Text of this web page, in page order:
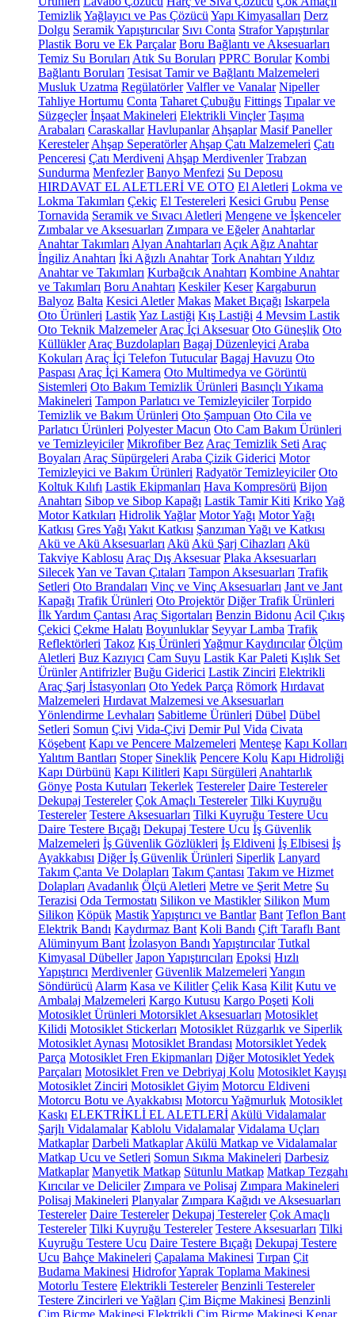
TemizlikYağlayıcı ve Pas Çözücü Yapı Kimyasalları Derz
Dolgu Seramik Yapıştırıcılar Sıvı Conta Strafor Yapıştırılar
Plastik Boru ve Ek Parçalar Boru Bağlantı ve Aksesuarları
Temiz Su Boruları Atık Su Boruları PPRC Borular Kombi
Bağlantı Boruları Tesisat Tamir ve Bağlantı Malzemeleri
Musluk Uzatma Regülatörler Valfler ve Vanalar Nipeller
Tahliye Hortumu Conta Taharet Çubuğu Fittings Tıpalar ve
Süzgeçler İnşaat Makineleri Elektrikli Vinçler Taşıma
Arabaları Caraskallar Havlupanlar Ahşaplar Masif Paneller
Keresteler Ahşap Seperatörler Ahşap Çatı Malzemeleri Çatı
Penceresi Çatı Merdiveni Ahşap Merdivenler Trabzan
Sundurma Menfezler Banyo Menfezi Su Deposu
HIRDAVAT EL ALETLERİ VE OTO El Aletleri Lokma ve
Lokma Takımları Çekiç El Testereleri Kesici Grubu Pense
Tornavida Seramik ve Sıvacı Aletleri Mengene ve İşkenceler
Zımbalar ve Aksesuarları Zımpara ve Eğeler Anahtarlar
Anahtar Takımları Alyan Anahtarları Açık Ağız Anahtar
İngiliz Anahtarı İki Ağızlı Anahtar Tork Anahtarı Yıldız
Anahtar ve Takımları Kurbağcık Anahtarı Kombine Anahtar
ve Takımları Boru Anahtarı Keskiler Keser Kargaburun
Balyoz Balta Kesici Aletler Makas Maket Bıçağı Iskarpela
Oto Ürünleri LastikYaz Lastiği Kış Lastiği 4 Mevsim Lastik
Oto Teknik Malzemeler Araç İçi Aksesuar Oto Güneşlik Oto
Küllükler Araç Buzdolapları Bagaj Düzenleyici Araba
Kokuları Araç İçi Telefon Tutucular Bagaj Havuzu Oto
Paspası Araç İçi Kamera Oto Multimedya ve Görüntü
Sistemleri Oto Bakım Temizlik Ürünleri Basınçlı Yıkama
Makineleri Tampon Parlatıcı ve Temizleyiciler Torpido
Temizlik ve Bakım Ürünleri Oto Şampuan Oto Cila ve
Parlatıcı Ürünleri Polyester Macun Oto Cam Bakım Ürünleri
ve Temizleyiciler Mikrofiber Bez Araç Temizlik Seti Araç
Boyaları Araç Süpürgeleri Araba Çizik Giderici Motor
Temizleyici ve Bakım Ürünleri Radyatör Temizleyiciler Oto
Koltuk Kılıfı Lastik Ekipmanları Hava Kompresörü Bijon
Anahtarı Sibop ve Sibop Kapağı Lastik Tamir Kiti KrikoYağ
Motor Katkıları Hidrolik Yağlar Motor Yağı Motor Yağı
Katkısı Gres Yağı Yakıt Katkısı Şanzıman Yağı ve Katkısı
Akü ve Akü Aksesuarları Akü Akü Şarj Cihazları Akü
Takviye Kablosu Araç Dış Aksesuar Plaka Aksesuarları
SilecekYan ve Tavan Çıtaları Tampon Aksesuarları Trafik
Setleri Oto Brandaları Vinç ve Vinç Aksesuarları Jant ve Jant
Kapağı Trafik Ürünleri Oto Projektör Diğer Trafik Ürünleri
İlk Yardım Çantası Araç Sigortaları Benzin Bidonu Acil Çıkış
Çekici Çekme Halatı Boyunluklar Seyyar Lamba Trafik
Reflektörleri Takoz Kış Ürünleri Yağmur Kaydırıcılar Ölçüm
Aletleri Buz Kazıyıcı Cam Suyu Lastik Kar Paleti Kışlık Set
Ürünler Antifrizler Buğu Giderici Lastik Zinciri Elektrikli
Araç Şarj İstasyonları Oto Yedek Parça Römork Hırdavat
Malzemeleri Hırdavat Malzemesi ve Aksesuarları
Yönlendirme Levhaları Sabitleme Ürünleri Dübel Dübel
Setleri Somun Çivi Vida-Çivi Demir Pul Vida Civata
Köşebent Kapı ve Pencere Malzemeleri Menteşe Kapı Kolları
Yalıtım Bantları Stoper Sineklik Pencere Kolu Kapı Hidroliği
Kapı Dürbünü Kapı Kilitleri Kapı Sürgüleri Anahtarlık
Gönye Posta Kutuları Tekerlek Testereler Daire Testereler
Dekupaj Testereler Çok Amaçlı Testereler Tilki Kuyruğu
Testereler Testere Aksesuarları Tilki Kuyruğu Testere Ucu
Daire Testere Bıçağı Dekupaj Testere Ucu İş Güvenlik
Malzemeleri İş Güvenlik Gözlükleri İş Eldiveni İş Elbisesi İş
Ayakkabısı Diğer İş Güvenlik Ürünleri Siperlik Lanyard
Takım Çanta Ve Dolapları Takım Çantası Takım ve Hizmet
Dolapları Avadanlık Ölçü Aletleri Metre ve Şerit Metre Su
Terazisi Oda Termostatı Silikon ve Mastikler Silikon Mum
Silikon Köpük MastikYapıştırıcı ve Bantlar Bant Teflon Bant
Elektrik Bandı Kaydırmaz Bant Koli Bandı Çift Taraflı Bant
Alüminyum Bant İzolasyon Bandı Yapıştırıcılar Tutkal
Kimyasal Dübeller Japon Yapıştırıcıları Epoksi Hızlı
Yapıştırıcı Merdivenler Güvenlik Malzemeleri Yangın
Söndürücü Alarm Kasa ve Kilitler Çelik Kasa Kilit Kutu ve
Ambalaj Malzemeleri Kargo Kutusu Kargo Poşeti Koli
Motosiklet Ürünleri Motorsiklet Aksesuarları Motosiklet
Kilidi Motosiklet Stickerları Motosiklet Rüzgarlık ve Siperlik
Motosiklet Aynası Motosiklet Brandası Motorsiklet Yedek
Parça Motosiklet Fren Ekipmanları Diğer Motosiklet Yedek
Parçaları Motosiklet Fren ve Debriyaj Kolu Motosiklet Kayışı
Motosiklet Zinciri Motosiklet Giyim Motorcu Eldiveni
Motorcu Botu ve Ayakkabısı Motorcu Yağmurluk Motosiklet
Kaskı ELEKTRİKLİ EL ALETLERİ Akülü Vidalamalar
Şarjlı Vidalamalar Kablolu Vidalamalar Vidalama Uçları
Matkaplar Darbeli Matkaplar Akülü Matkap ve Vidalamalar
Matkap Ucu ve Setleri Somun Sıkma Makineleri Darbesiz
Matkaplar Manyetik Matkap Sütunlu Matkap Matkap Tezgahı
Kırıcılar ve Deliciler Zımpara ve Polisaj Zımpara Makineleri
Polisaj Makineleri Planyalar Zımpara Kağıdı ve Aksesuarları
Testereler Daire Testereler Dekupaj Testereler Çok Amaçlı
Testereler Tilki Kuyruğu Testereler Testere Aksesuarları Tilki
Kuyruğu Testere Ucu Daire Testere Bıçağı Dekupaj Testere
Ucu Bahçe Makineleri Çapalama Makinesi Tırpan Çit
Budama Makinesi HidroforYaprak Toplama Makinesi
Motorlu Testere Elektrikli Testereler Benzinli Testereler
Testere Zincirleri ve Yağları Çim Biçme Makinesi Benzinli
Çim Biçme Makinesi Elektrikli Çim Biçme Makinesi Kenar